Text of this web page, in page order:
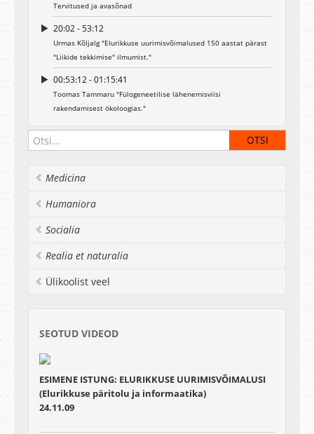
Tervitused ja avasõnad
20:02 - 53:12
Urmas Kõljalg "Elurikkuse uurimisvõimalused 150 aastat pärast
"Liikide tekkimise" ilmumist."
00:53:12 - 01:15:41
Toomas Tammaru "Fülogeneetilise lähenemisviisi
rakendamisest ökoloogias."
Medicina
Humaniora
Socialia
Realia et naturalia
Ülikoolist veel
SEOTUD VIDEOD
ESIMENE ISTUNG: ELURIKKUSE UURIMISVÕIMALUSI
(Elurikkuse päritolu ja informaatika)
24.11.09